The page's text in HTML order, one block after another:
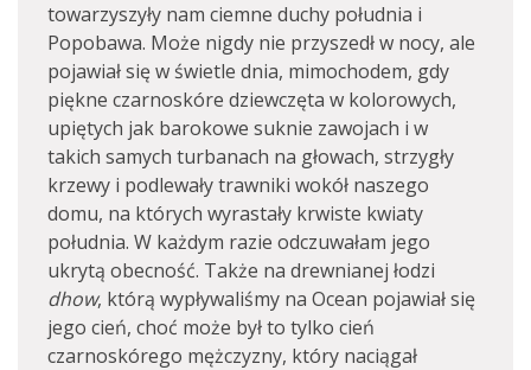
towarzyszyły nam ciemne duchy południa i
Popobawa. Może nigdy nie przyszedł w nocy, ale
pojawiał się w świetle dnia, mimochodem, gdy
piękne czarnoskóre dziewczęta w kolorowych,
upiętych jak barokowe suknie zawojach i w
takich samych turbanach na głowach, strzygły
krzewy i podlewały trawniki wokół naszego
domu, na których wyrastały krwiste kwiaty
południa. W każdym razie odczuwałam jego
ukrytą obecność. Także na drewnianej łodzi
dhow, którą wypływaliśmy na Ocean pojawiał się
jego cień, choć może był to tylko cień
czarnoskórego mężczyzny, który naciągał